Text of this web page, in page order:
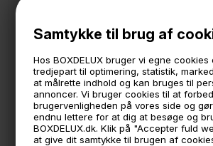
Samtykke til brug af
Hos BOXDELUX bruger vi egne
tredjepart til optimering, statistik,
at målrette indhold og kan bruges til
annoncer. Vi bruger cookies til at
brugervenligheden på vores side og
endnu lettere for at dig at besøge og
BOXDELUX.dk. Klik på "Accepter fuld
at give dit samtykke til brugen af
Sort metal med front i mørkt træ
*Der medfølger også en stribe
bruge til ophæng.
Denne anbefaler vi ikke at du bruger, da
på alle overflader.
🕚 Bestil inden 11 & vi sender samme dag